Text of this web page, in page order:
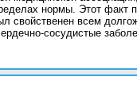
нормы. Этот факт
свойственен всем
сосудистые